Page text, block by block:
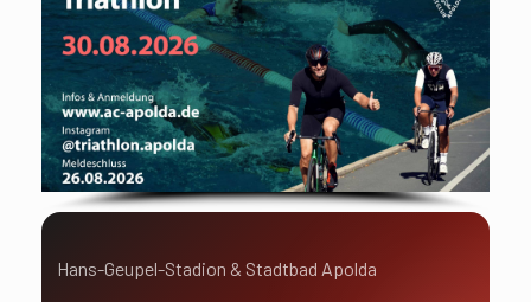
Hans-Geupel-Stadion & Stadtbad Apolda